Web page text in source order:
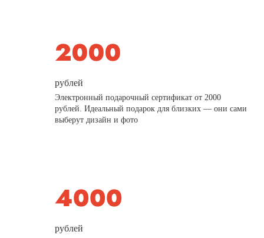
рублей
Электронный подарочный сертификат от 2000
рублей. Идеальный подарок для близких — они сами
выберут дизайн и фото
рублей